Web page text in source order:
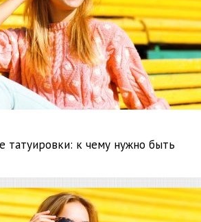
татуировки: к чему нужно быть